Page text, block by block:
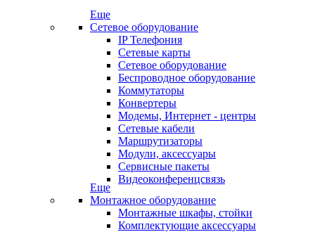
Еще
Сетевое оборудование
IP Телефония
Сетевые карты
Сетевое оборудование
Беспроводное оборудование
Коммутаторы
Конвертеры
Модемы, Интернет - центры
Сетевые кабели
Маршрутизаторы
Модули, аксессуары
Сервисные пакеты
Видеоконференцсвязь
Еще
Монтажное оборудование
Монтажные шкафы, стойки
Комплектующие аксессуары